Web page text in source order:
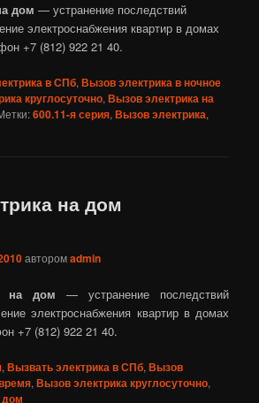
дом — устранение последствий
электроснабжения квартир в домах
+7 (812) 922 21 40.
в СПб,Вызов электрика в ночное
круглосуточно,Вызов электрика на
600.11-я серия,Вызов электрика,
на дом
авторомadmin
на дом — устранение последствий
электроснабжения квартир в домах
+7 (812) 922 21 40.
,Вызвать электрика в СПб,Вызов
,Вызов электрика круглосуточно,
дом